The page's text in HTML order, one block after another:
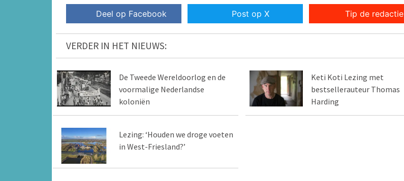
Deel op Facebook Post op X Tip de redactie
VERDER IN HET NIEUWS:
De Tweede Wereldoorlog en de
voormalige Nederlandse
koloniën
Keti Koti Lezing met
bestsellerauteur Thomas
Harding
Lezing: ‘Houden we droge voeten
in West-Friesland?’